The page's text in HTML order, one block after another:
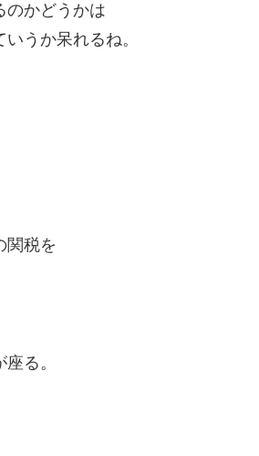
のかどうかは
うか呆れるね。
関税を
る。